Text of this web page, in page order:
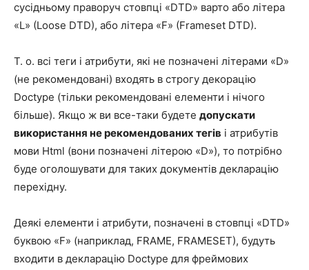
сусідньому праворуч стовпці «DTD» варто або літера
«L» (Loose DTD), або літера «F» (Frameset DTD).
Т. о. всі теги і атрибути, які не позначені літерами «D»
(не рекомендовані) входять в строгу декорацію
Doctype (тільки рекомендовані елементи і нічого
більше). Якщо ж ви все-таки будете допускати
використання не рекомендованих тегів і атрибутів
мови Html (вони позначені літерою «D»), то потрібно
буде оголошувати для таких документів декларацію
перехідну.
Деякі елементи і атрибути, позначені в стовпці «DTD»
буквою «F» (наприклад, FRAME, FRAMESET), будуть
входити в декларацію Doctype для фреймових